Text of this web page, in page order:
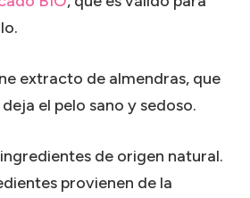
extracto de almendras, que
el pelo sano y sedoso.
de origen natural.
provienen de la